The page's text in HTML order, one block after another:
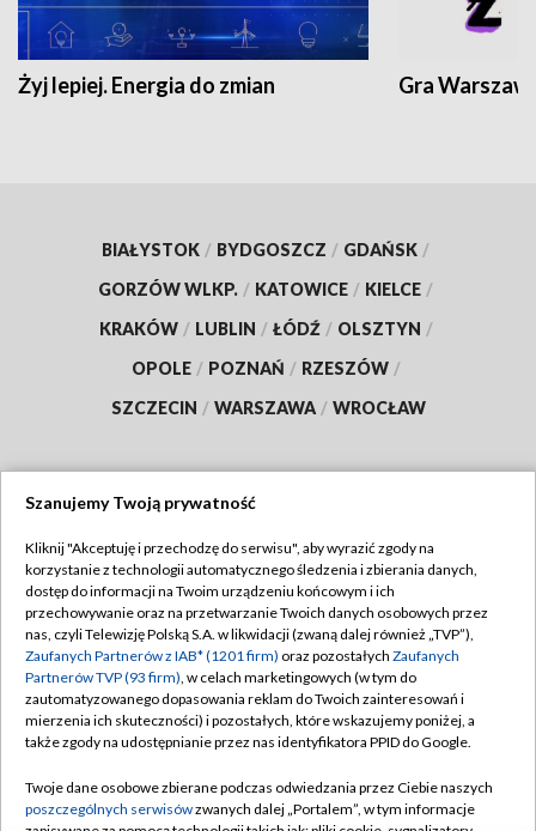
Żyj lepiej. Energia do zmian Gra
BIAŁYSTOK / BYDGOSZCZ / GDAŃSK /
GORZÓW WLKP. / KATOWICE / KIELCE /
KRAKÓW / LUBLIN / ŁÓDŹ / OLSZTYN /
OPOLE / POZNAŃ / RZESZÓW /
SZCZECIN / WARSZAWA / WROCŁAW
TVP
Abonament TVP
Emisja w TVP
Centrum informacji TVP
Naziemna Telewizja Cyfrowa
Rada Programowa
Regulamin TVP
Polityka prywatności
Moje zgody
Pomoc
Kontakt
Szanujemy Twoją prywatność
Kliknij "Akceptuję i przechodzę do serwisu", aby wyrazić zgody na
korzystanie z technologii automatycznego śledzenia i zbierania danych,
dostęp do informacji na Twoim urządzeniu końcowym i ich
przechowywanie oraz na przetwarzanie Twoich danych osobowych przez
nas, czyli Telewizję Polską S.A. w likwidacji (zwaną dalej również „TVP”),
Zaufanych Partnerów z IAB* (1201 firm) oraz pozostałych Zaufanych
Partnerów TVP (93 firm), w celach marketingowych (w tym do
zautomatyzowanego dopasowania reklam do Twoich zainteresowań i
mierzenia ich skuteczności) i pozostałych, które wskazujemy poniżej, a
także zgody na udostępnianie przez nas identyfikatora PPID do Google.
Twoje dane osobowe zbierane podczas odwiedzania przez Ciebie naszych
poszczególnych serwisówzwanych dalej „Portalem”, w tym informacje